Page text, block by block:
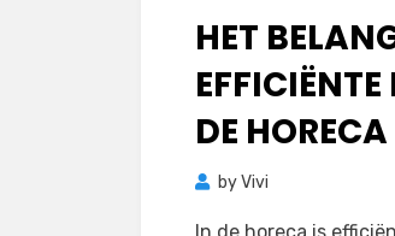
HET
DE HORECA
byVivi